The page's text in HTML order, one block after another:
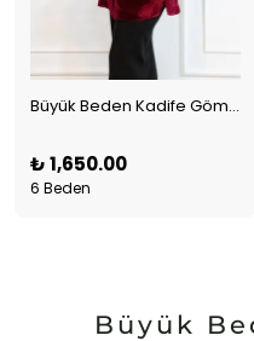
Büyük Beden Kadife Gömlek Bordo
₺ 1,650.00
6 Beden
Büyük